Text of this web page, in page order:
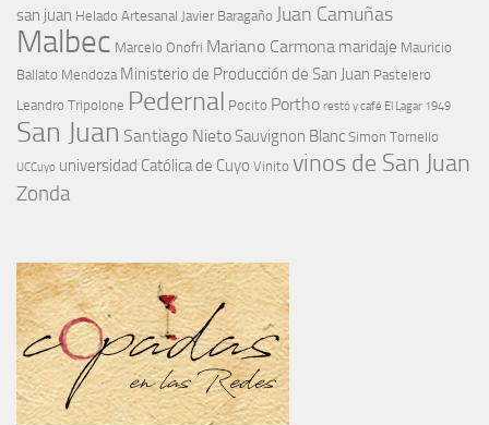
san juan Helado Artesanal Javier Baragaño Juan Camuñas
Malbec Marcelo Onofri Mariano Carmona maridaje Mauricio
Ballato Mendoza Ministerio de Producción de San Juan Pastelero
Leandro Tripolone Pedernal Pocito Portho restó y café El Lagar 1949
San Juan Santiago Nieto Sauvignon Blanc Simon Tornello
UCCuyo universidad Católica de Cuyo Vinito vinos de San Juan
Zonda